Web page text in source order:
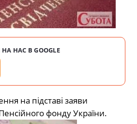
НАС В GOOGLE
на підставі заяви
фонду України.